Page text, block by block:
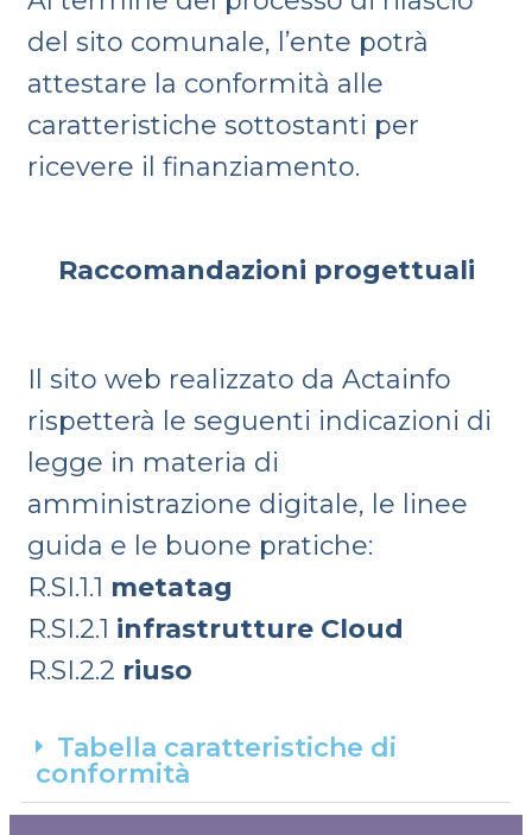
del sito comunale, l’ente potrà
attestare la conformità alle
caratteristiche sottostanti per
ricevere il finanziamento.
Raccomandazioni progettuali
Il sito web realizzato da Actainfo
rispetterà le seguenti indicazioni di
legge in materia di
amministrazione digitale, le linee
guida e le buone pratiche:
R.SI.1.1 metatag
R.SI.2.1 infrastrutture Cloud
R.SI.2.2 riuso
Tabella caratteristiche di
conformità